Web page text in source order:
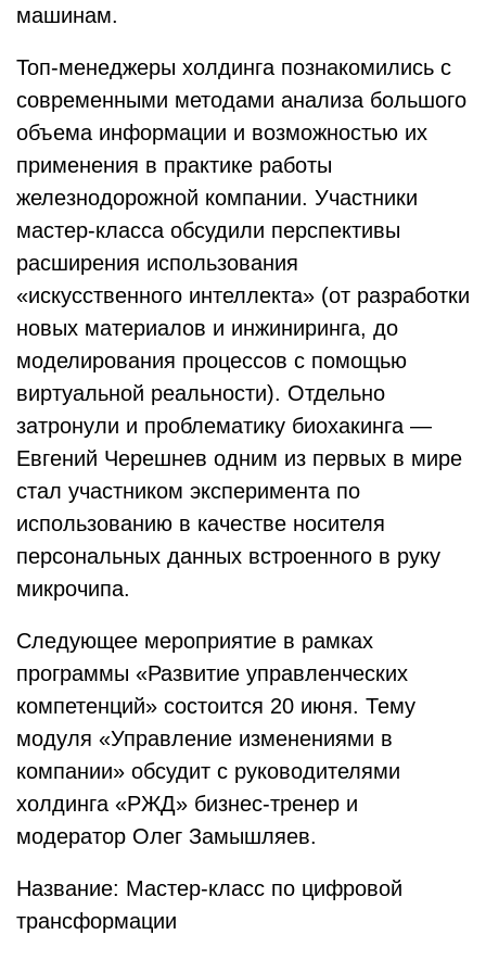
машинам.
Топ-менеджеры холдинга познакомились с
современными методами анализа большого
объема информации и возможностью их
применения в практике работы
железнодорожной компании. Участники
мастер-класса обсудили перспективы
расширения использования
«искусственного интеллекта» (от разработки
новых материалов и инжиниринга, до
моделирования процессов с помощью
виртуальной реальности). Отдельно
затронули и проблематику биохакинга —
Евгений Черешнев одним из первых в мире
стал участником эксперимента по
использованию в качестве носителя
персональных данных встроенного в руку
микрочипа.
Следующее мероприятие в рамках
программы «Развитие управленческих
компетенций» состоится 20 июня. Тему
модуля «Управление изменениями в
компании» обсудит с руководителями
холдинга «РЖД» бизнес-тренер и
модератор Олег Замышляев.
Название: Мастер-класс по цифровой
трансформации